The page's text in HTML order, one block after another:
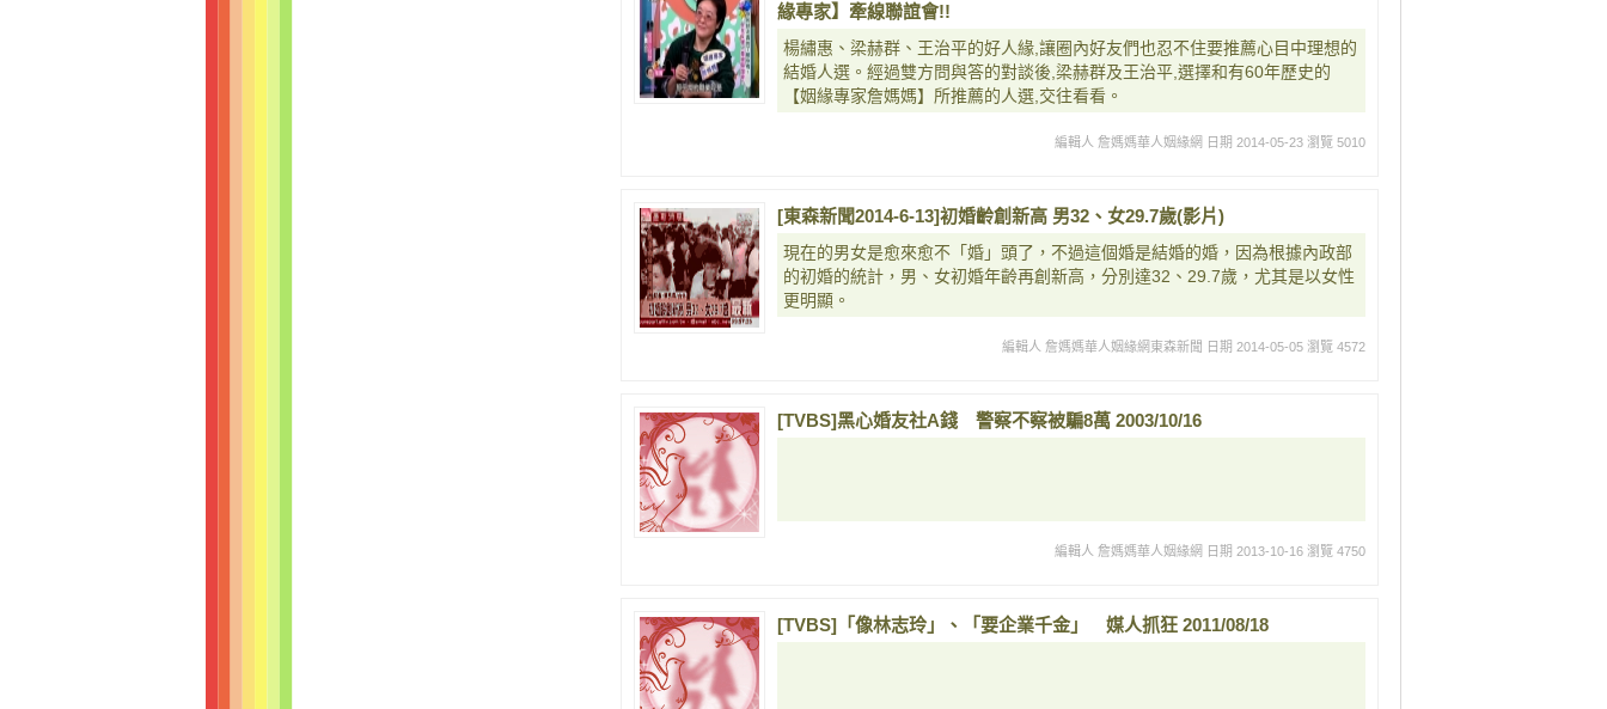
緣專家】牽線聯誼會!!
楊繡惠、梁赫群、王治平的好人緣,讓圈內好友們也忍不住要推薦心目中理想的
結婚人選。經過雙方問與答的對談後,梁赫群及王治平,選擇和有60年歷史的
【姻緣專家詹媽媽】所推薦的人選,交往看看。
編輯人 詹媽媽華人姻緣網 日期 2014-05-23 瀏覽 5010
[東森新聞2014-6-13]初婚齡創新高 男32、女29.7歲(影片)
現在的男女是愈來愈不「婚」頭了，不過這個婚是結婚的婚，因為根據內政部
的初婚的統計，男、女初婚年齡再創新高，分別達32、29.7歲，尤其是以女性
更明顯。
編輯人 詹媽媽華人姻緣網東森新聞 日期 2014-05-05 瀏覽 4572
[TVBS]黑心婚友社A錢 警察不察被騙8萬 2003/10/16
編輯人 詹媽媽華人姻緣網 日期 2013-10-16 瀏覽 4750
[TVBS]「像林志玲」、「要企業千金」 媒人抓狂 2011/08/18